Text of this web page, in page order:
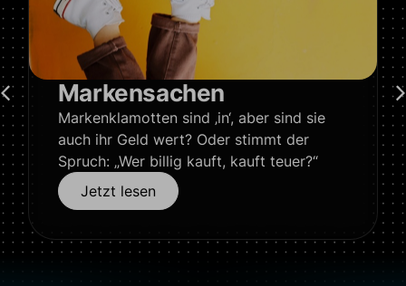
Markensachen
Markenklamotten sind ‚in‘, aber sind sie
auch ihr Geld wert? Oder stimmt der
Spruch: „Wer billig kauft, kauft teuer?“
Jetzt lesen